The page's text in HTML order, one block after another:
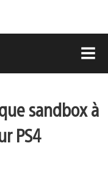
sandbox à
PS4